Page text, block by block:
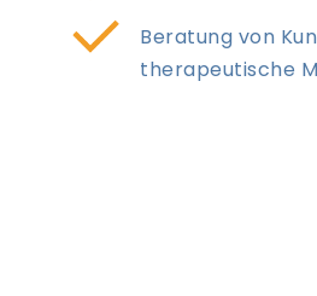
Beratung von
therapeutische